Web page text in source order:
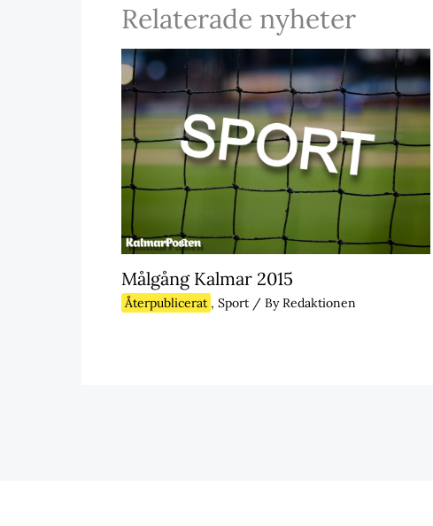
Relaterade nyheter
Målgång Kalmar 2015
Återpublicerat , Sport / ByRedaktionen